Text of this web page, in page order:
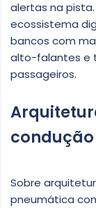
alertas na
ecossistema
bancos com
alto-falantes e
passageiros.
Sobre
pneumática